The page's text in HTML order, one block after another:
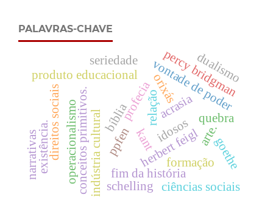
PALAVRAS-CHAVE
kant
herbert feigl
bíbliaprofecia
produto educacional
relação
vontade de poder
acrasia
formação
indústria cultural
conceitos primitivos.
operacionalismo
percy bridgman
fim da história
idosos
direitos sociais arte.
schelling
existência. goethe
dualismo
ciências sociais
seriedade
quebra
ppfen
orixás
narrativas